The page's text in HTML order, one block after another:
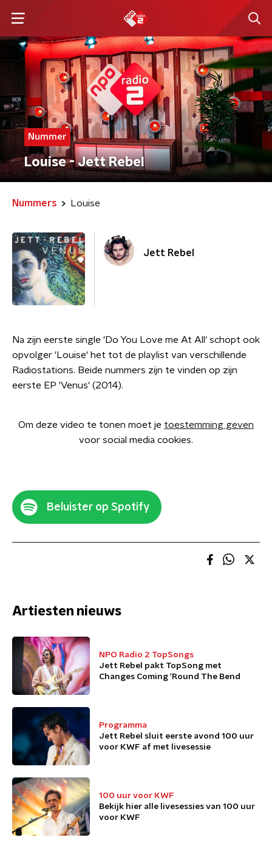
Nummer
Louise - Jett Rebel
Nummers Louise
Jett Rebel
Na zijn eerste single 'Do You Love me At All' schopt ook
opvolger 'Louise' het tot de playlist van verschillende
Radiostations. Beide nummers zijn te vinden op zijn
eerste EP 'Venus' (2014).
Om deze video te tonen moet je toestemming geven
voor social media cookies.
Beluister op Spotify
Artiesten nieuws
NPO Radio 2 TopSongs
Jett Rebel pakt TopSong met
Changes Coming 'Round The Bend
Programma
Jett Rebel sluit eerste avond 100 uur
voor KWF af met livesessie
100 uur voor KWF
Bekijk hier alle livesessies van 100 uur
voor KWF